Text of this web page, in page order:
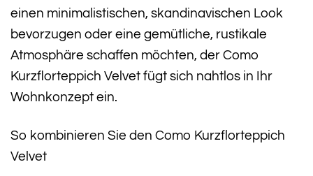
einen minimalistischen, skandinavischen Look
bevorzugen oder eine gemütliche, rustikale
Atmosphäre schaffen möchten, der Como
Kurzflorteppich Velvet fügt sich nahtlos in Ihr
Wohnkonzept ein.
So kombinieren Sie den Como Kurzflorteppich
Velvet